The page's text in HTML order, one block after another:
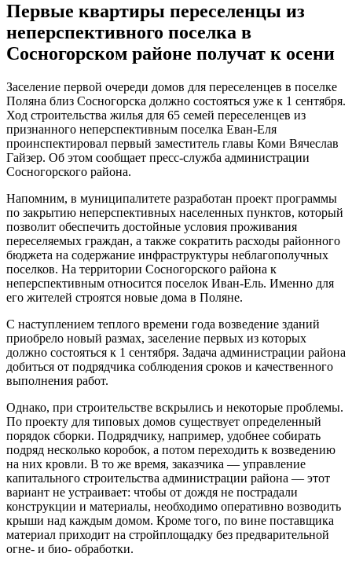
Первые квартиры переселенцы из
неперспективного поселка в
Сосногорском районе получат к осени
Заселение первой очереди домов для переселенцев в поселке
Поляна близ Сосногорска должно состояться уже к 1 сентября.
Ход строительства жилья для 65 семей переселенцев из
признанного неперспективным поселка Еван-Еля
проинспектировал первый заместитель главы Коми Вячеслав
Гайзер. Об этом сообщает пресс-служба администрации
Сосногорского района.
Напомним, в муниципалитете разработан проект программы
по закрытию неперспективных населенных пунктов, который
позволит обеспечить достойные условия проживания
переселяемых граждан, а также сократить расходы районного
бюджета на содержание инфраструктуры неблагополучных
поселков. На территории Сосногорского района к
неперспективным относится поселок Иван-Ель. Именно для
его жителей строятся новые дома в Поляне.
С наступлением теплого времени года возведение зданий
приобрело новый размах, заселение первых из которых
должно состояться к 1 сентября. Задача администрации района
добиться от подрядчика соблюдения сроков и качественного
выполнения работ.
Однако, при строительстве вскрылись и некоторые проблемы.
По проекту для типовых домов существует определенный
порядок сборки. Подрядчику, например, удобнее собирать
подряд несколько коробок, а потом переходить к возведению
на них кровли. В то же время, заказчика — управление
капитального строительства администрации района — этот
вариант не устраивает: чтобы от дождя не пострадали
конструкции и материалы, необходимо оперативно возводить
крыши над каждым домом. Кроме того, по вине поставщика
материал приходит на стройплощадку без предварительной
огне- и био- обработки.